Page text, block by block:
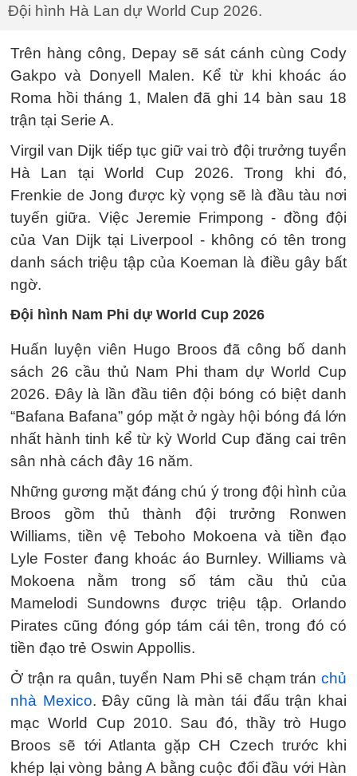
Đội hình Hà Lan dự World Cup 2026.
Trên hàng công, Depay sẽ sát cánh cùng Cody
Gakpo và Donyell Malen. Kể từ khi khoác áo
Roma hồi tháng 1, Malen đã ghi 14 bàn sau 18
trận tại Serie A.
Virgil van Dijk tiếp tục giữ vai trò đội trưởng tuyển
Hà Lan tại World Cup 2026. Trong khi đó,
Frenkie de Jong được kỳ vọng sẽ là đầu tàu nơi
tuyến giữa. Việc Jeremie Frimpong - đồng đội
của Van Dijk tại Liverpool - không có tên trong
danh sách triệu tập của Koeman là điều gây bất
ngờ.
Đội hình Nam Phi dự World Cup 2026
Huấn luyện viên Hugo Broos đã công bố danh
sách 26 cầu thủ Nam Phi tham dự World Cup
2026. Đây là lần đầu tiên đội bóng có biệt danh
“Bafana Bafana” góp mặt ở ngày hội bóng đá lớn
nhất hành tinh kể từ kỳ World Cup đăng cai trên
sân nhà cách đây 16 năm.
Những gương mặt đáng chú ý trong đội hình của
Broos gồm thủ thành đội trưởng Ronwen
Williams, tiền vệ Teboho Mokoena và tiền đạo
Lyle Foster đang khoác áo Burnley. Williams và
Mokoena nằm trong số tám cầu thủ của
Mamelodi Sundowns được triệu tập. Orlando
Pirates cũng đóng góp tám cái tên, trong đó có
tiền đạo trẻ Oswin Appollis.
Ở trận ra quân, tuyển Nam Phi sẽ chạm trán chủ
nhà Mexico. Đây cũng là màn tái đấu trận khai
mạc World Cup 2010. Sau đó, thầy trò Hugo
Broos sẽ tới Atlanta gặp CH Czech trước khi
khép lại vòng bảng A bằng cuộc đối đầu với Hàn